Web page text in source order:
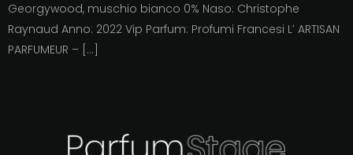
Georgywood, muschio bianco 0% Naso: Christophe
Raynaud Anno: 2022 Vip Parfum: Profumi Francesi L’ ARTISAN
PARFUMEUR – […]